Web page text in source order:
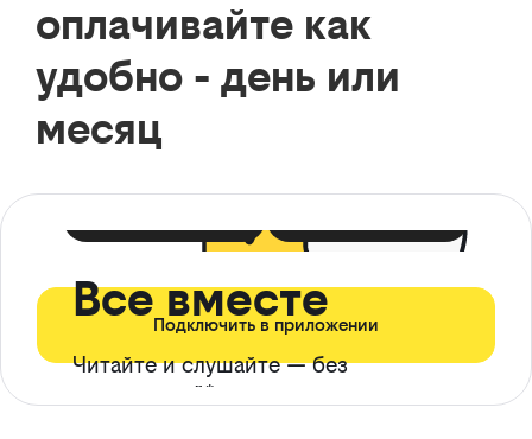
оплачивайте как
удобно - день или
месяц
Все вместе
Читайте и слушайте — без
ограничений*
Подключить в приложении